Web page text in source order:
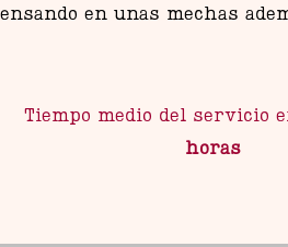
en unas mechas
Tiempo medio del servicio
horas